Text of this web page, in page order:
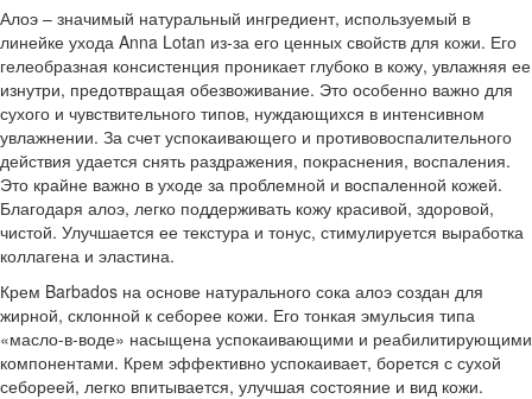
Алоэ – значимый натуральный ингредиент, используемый в
линейке ухода Anna Lotan из-за его ценных свойств для кожи. Его
гелеобразная консистенция проникает глубоко в кожу, увлажняя ее
изнутри, предотвращая обезвоживание. Это особенно важно для
сухого и чувствительного типов, нуждающихся в интенсивном
увлажнении. За счет успокаивающего и противовоспалительного
действия удается снять раздражения, покраснения, воспаления.
Это крайне важно в уходе за проблемной и воспаленной кожей.
Благодаря алоэ, легко поддерживать кожу красивой, здоровой,
чистой. Улучшается ее текстура и тонус, стимулируется выработка
коллагена и эластина.
Крем Barbados на основе натурального сока алоэ создан для
жирной, склонной к себорее кожи. Его тонкая эмульсия типа
«масло-в-воде» насыщена успокаивающими и реабилитирующими
компонентами. Крем эффективно успокаивает, борется с сухой
себореей, легко впитывается, улучшая состояние и вид кожи.